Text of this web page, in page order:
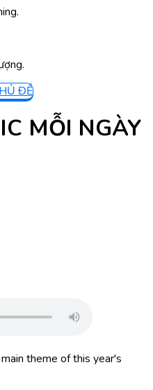
ĐỀ
MỖI NGÀY
theme of this year's